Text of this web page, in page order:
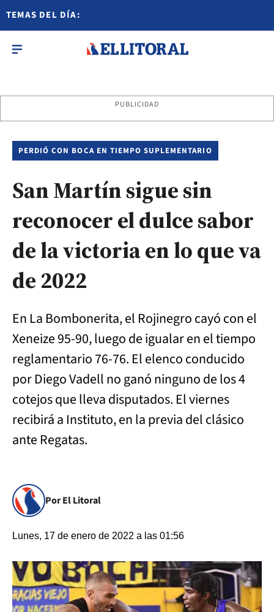
TEMAS DEL DÍA:
PUBLICIDAD
PERDIÓ CON BOCA EN TIEMPO SUPLEMENTARIO
San Martín sigue sin
reconocer el dulce sabor
de la victoria en lo que va
de 2022
En La Bombonerita, el Rojinegro cayó con el
Xeneize 95-90, luego de igualar en el tiempo
reglamentario 76-76. El elenco conducido
por Diego Vadell no ganó ninguno de los 4
cotejos que lleva disputados. El viernes
recibirá a Instituto, en la previa del clásico
ante Regatas.
Por El Litoral
Lunes, 17 de enero de 2022 a las 01:56